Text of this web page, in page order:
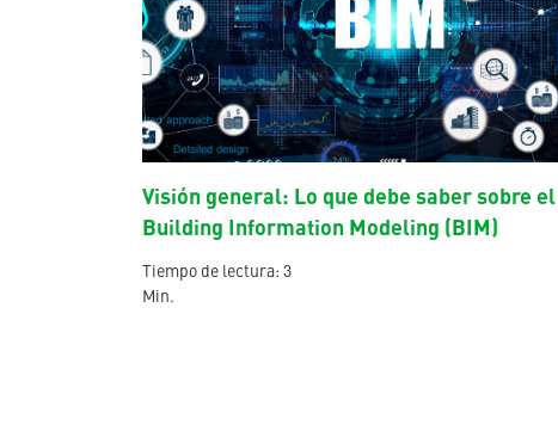
Visión general: Lo que debe saber sobre el
Building Information Modeling (BIM)
Tiempo de lectura: 3
Min.